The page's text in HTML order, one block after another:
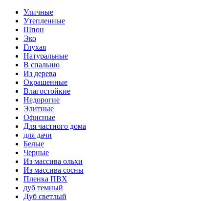
Уличные
Утепленные
Шпон
Эко
Глухая
Натуральные
В спальню
Из дерева
Окрашенные
Влагостойкие
Недорогие
Элитные
Офисные
Для частного дома
для дачи
Белые
Черные
Из массива ольхи
Из массива сосны
Пленка ПВХ
дуб темный
Дуб светлый